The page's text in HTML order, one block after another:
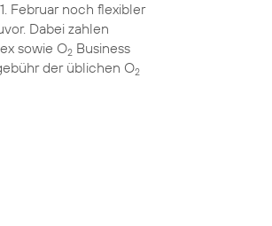
Februar noch flexibler
Dabei zahlen
sowie O2 Business
der üblichen O2